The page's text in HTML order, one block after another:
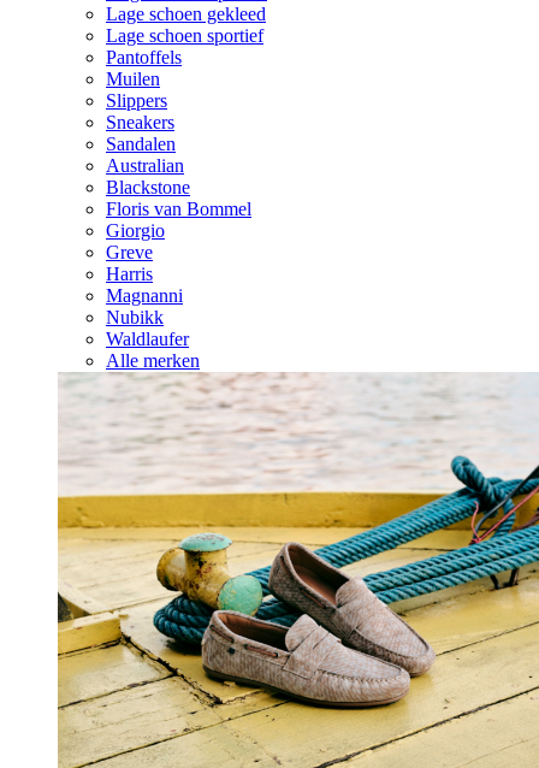
Lage schoen gekleed
Lage schoen sportief
Pantoffels
Muilen
Slippers
Sneakers
Sandalen
Australian
Blackstone
Floris van Bommel
Giorgio
Greve
Harris
Magnanni
Nubikk
Waldlaufer
Alle merken